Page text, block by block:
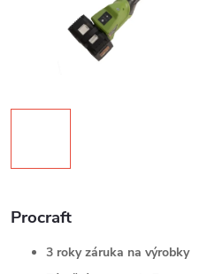
Procraft
3 roky záruka na výrobky